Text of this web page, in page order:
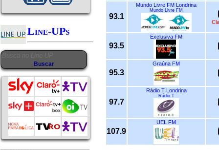
Line-UPs
93.1
Mundo Livre FM Londrina
Mundo Livre FM
93.5
Exclusiva FM
95.3
Graúna FM
97.7
Rádio T Londrina
Rádio T
107.9
UEL FM